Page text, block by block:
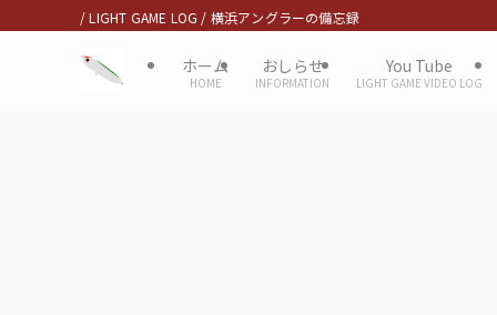
/ LIGHT GAME LOG / 横浜アングラーの備忘録
ホーム
HOME
おしらせ
INFORMATION
You Tube
LIGHT GAME VIDEO LOG